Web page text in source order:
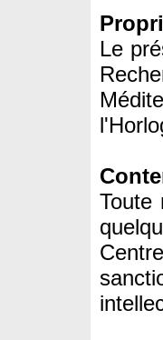
Le
Toute